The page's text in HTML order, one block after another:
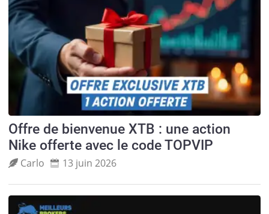
Offre de bienvenue XTB : une action
Nike offerte avec le code TOPVIP
Carlo 13 juin 2026